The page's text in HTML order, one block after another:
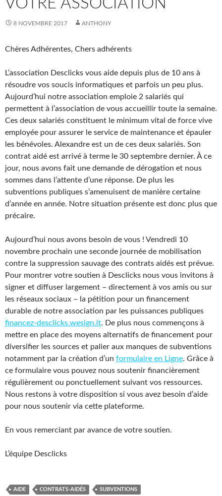
8 NOVEMBRE 2017 ANTHONY
Chères Adhérentes, Chers adhérents
L’association Desclicks vous aide depuis plus de 10 ans à
résoudre vos soucis informatiques et parfois un peu plus.
Aujourd’hui notre association emploie 2 salariés qui
permettent à l’association de vous accueillir toute la semaine.
Ces deux salariés constituent le minimum vital de force vive
employée pour assurer le service de maintenance et épauler
les bénévoles. Alexandre est un de ces deux salariés. Son
contrat aidé est arrivé à terme le 30 septembre dernier. À ce
jour, nous avons fait une demande de dérogation et nous
sommes dans l’attente d’une réponse. De plus les
subventions publiques s’amenuisent de manière certaine
d’année en année. Notre situation présente est donc plus que
précaire.
Aujourd’hui nous avons besoin de vous ! Vendredi 10
novembre prochain une seconde journée de mobilisation
contre la suppression sauvage des contrats aidés est prévue.
Pour montrer votre soutien à Desclicks nous vous invitons à
signer et diffuser largement – directement à vos amis ou sur
les réseaux sociaux – la pétition pour un financement
durable de notre association par les puissances publiques
financez-desclicks.wesign.it. De plus nous commençons à
mettre en place des moyens alternatifs de financement pour
diversifier les sources et palier aux manques de subventions
notamment par la création d’un formulaire en Ligne. Grâce à
ce formulaire vous pouvez nous soutenir financièrement
régulièrement ou ponctuellement suivant vos ressources.
Nous restons à votre disposition si vous avez besoin d’aide
pour nous soutenir via cette plateforme.
En vous remerciant par avance de votre soutien.
L’équipe Desclicks
AIDE CONTRATS-AIDÉS SUBVENTIONS